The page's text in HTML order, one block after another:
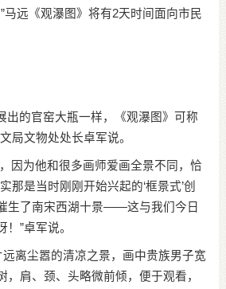
马远《观瀑图》将有2天时间面向市民
的官窑大瓶一样，《观瀑图》可称
局文物处处长卓军说。
因为他和很多画师爱画全景不同，恰
那是当时刚刚开始兴起的‘框景式’创
生了南宋西湖十景——这与我们今日
”卓军说。
离尘嚣的清凉之景，画中贵族男子宽
，肩、颈、头略微前倾，便于观看，